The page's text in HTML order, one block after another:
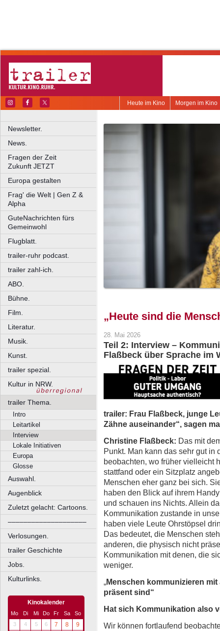
Morgen im Kino
Heute im Kino
Newsletter.
News.
Fragen der Zeit
Zukunft JETZT
Europa gestalten
Frag' die Welt | Gen Z &
Alpha
GuteNachrichten fürs
Gemeinwohl
Flugblatt.
trailer-ruhr podcast.
trailer zahl-ich.
ABO.
Bühne.
Film.
Literatur.
Musik.
Kunst.
trailer spezial.
Kultur in NRW.
trailer Thema.
Intro
Leitartikel
Interview
Lokale Initiativen
Europa
Glosse
Auswahl.
Augenblick
Zuletzt gelacht: Cartoons.
––––––––––––––––––––
Verlosungen.
trailer Geschichte
Jobs.
Kulturlinks.
Kinokalender
Mo Di Mi Do Fr Sa
So
3
4 5 6 7 8
9
„Heute sind die
28. Mai 2026
Teil 2: Interview –
Flaßbeck über Sprache im
trailer: Frau Flaßbeck, junge
Zähne auseinander“, sagen
Christine Flaßbeck: Das mit
Punkt. Man kann das sehr gut in
beobachten, wo früher vielleicht
stattfand oder ein Sitzplatz
Menschen eher ganz bei sich.
haben den Blick auf ihrem
und schauen ins Nichts. Allein
Kommunikation zustande in
haben viele Leute Ohrstöpsel
Das bedeutet, die Menschen
anderen, die physisch nicht
Kommunikation mit denen, die
weniger.
„Menschen kommunizieren
präsent sind“
Hat sich Kommunikation also
Wir können fortlaufend